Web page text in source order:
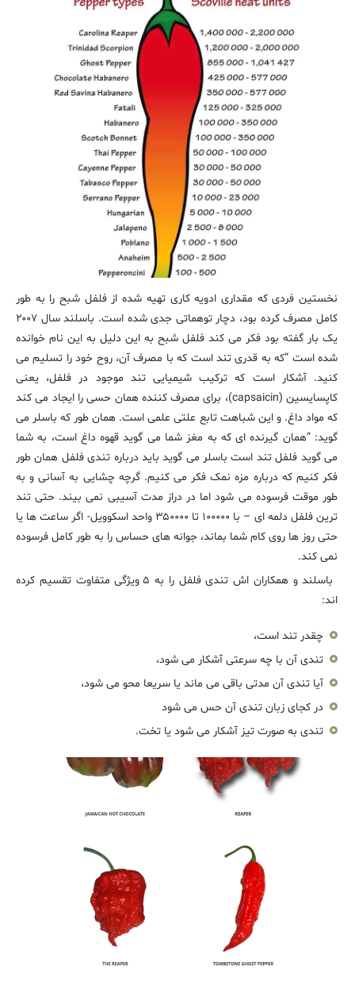
نخستین فردی که مقداری ادویه کاری تهیه شده از فلفل شبح را به طور
کامل مصرف کرده بود، دچار توهماتی جدی شده است. باسلند سال ۲۰۰۷
یک بار گفته بود فکر می کند فلفل شبح به این دلیل به این نام خوانده
شده است “که به قدری تند است که با مصرف آن، روح خود را تسلیم می
کنید. آشکار است که ترکیب شیمیایی تند موجود در فلفل، یعنی
کاپسایسین (capsaicin)، برای مصرف کننده همان حسی را ایجاد می کند
که مواد داغ. و این شباهت تابع علتی علمی است. همان طور که باسلر می
گوید: “همان گیرنده ای که به مغز شما می گوید قهوه داغ است، به شما
می گوید فلفل تند است باسلر می گوید باید درباره تندی فلفل همان طور
فکر کنیم که درباره مزه نمک فکر می کنیم. گرچه چشایی به آسانی و به
طور موقت فرسوده می شود اما در دراز مدت آسیبی نمی بیند. حتی تند
ترین فلفل دلمه ای – با ۱۰۰۰۰۰ تا ۳۵۰۰۰۰ واحد اسکوویل- اگر ساعت ها یا
حتی روز ها روی کام شما بماند، جوانه های حساس را به طور کامل فرسوده
نمی کند.
باسلند و همکاران اش تندی فلفل را به ۵ ویژگی متفاوت تقسیم کرده
اند:
چقدر تند است،
تندی آن با چه سرعتی آشکار می شود،
آیا تندی آن مدتی باقی می ماند یا سریعا محو می شود،
در کجای زبان تندی آن حس می شود
تندی به صورت تیز آشکار می شود یا تخت.